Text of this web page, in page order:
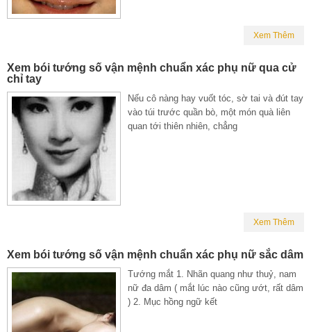
Xem Thêm
Xem bói tướng số vận mệnh chuẩn xác phụ nữ qua cử
chỉ tay
Nếu cô nàng hay vuốt tóc, sờ tai và đút tay
vào túi trước quần bò, một món quà liên
quan tới thiên nhiên, chẳng
Xem Thêm
Xem bói tướng số vận mệnh chuẩn xác phụ nữ sắc dâm
Tướng mắt 1. Nhãn quang như thuỷ, nam
nữ đa dâm ( mắt lúc nào cũng ướt, rất dâm
) 2. Mục hồng ngữ kết